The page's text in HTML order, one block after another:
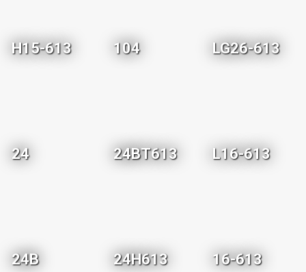
H15-613 104 LG26-613
24 24BT613 L16-613
24B 24H613 16-613